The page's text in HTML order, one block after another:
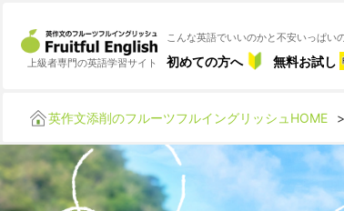
上級者専門の英語学習サイト
こんな英語でいいのかと不安いっぱい
初めての方へ
無料お試し
英作文添削のフルーツフルイングリッシュHOME >